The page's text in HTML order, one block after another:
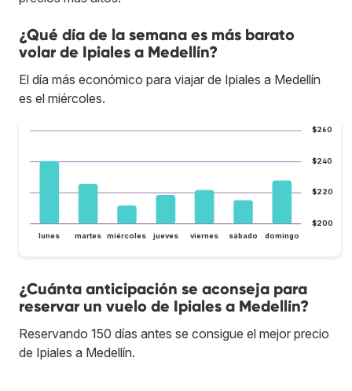
¿Qué día de la semana es más barato
volar de Ipiales a Medellín?
El día más económico para viajar de Ipiales a Medellín
es el miércoles.
$200
$220
$240
$260
lunes martes miércoles jueves viernes sábado domingo
¿Cuánta anticipación se aconseja para
reservar un vuelo de Ipiales a Medellín?
Reservando 150 días antes se consigue el mejor precio
de Ipiales a Medellín.